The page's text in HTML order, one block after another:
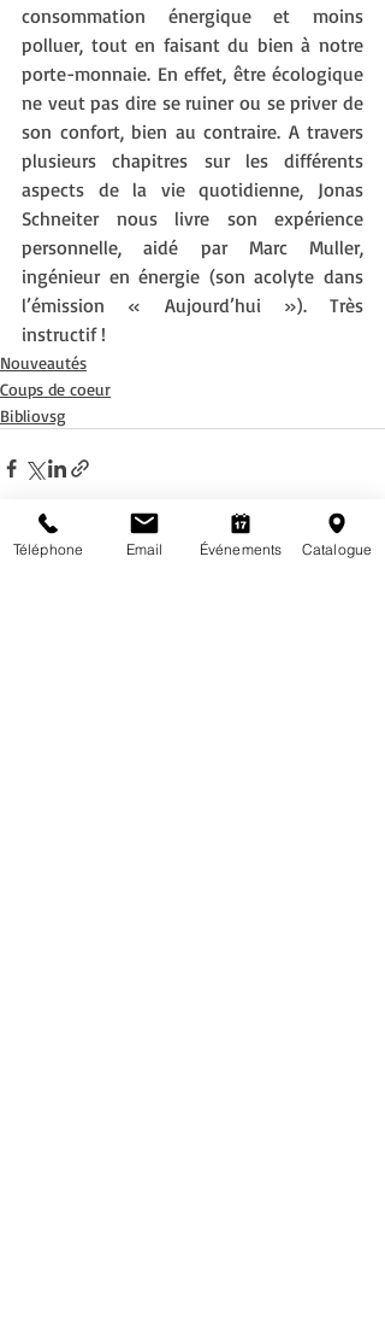
consommation énergique et moins
polluer, tout en faisant du bien à notre
porte-monnaie. En effet, être écologique
ne veut pas dire se ruiner ou se priver de
son confort, bien au contraire. A travers
plusieurs chapitres sur les différents
aspects de la vie quotidienne, Jonas
Schneiter nous livre son expérience
personnelle, aidé par Marc Muller,
ingénieur en énergie (son acolyte dans
l’émission « Aujourd’hui »). Très
instructif !
Nouveautés
Coups de coeur
Bibliovsg
Téléphone Email Événements Catalogue